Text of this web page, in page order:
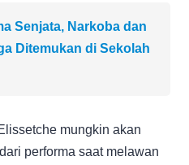
Senjata, Narkoba dan
Ditemukan di Sekolah
mungkin akan
performa saat melawan